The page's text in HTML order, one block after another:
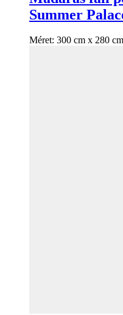
Summer
Méret: 300 cm x 280 cm